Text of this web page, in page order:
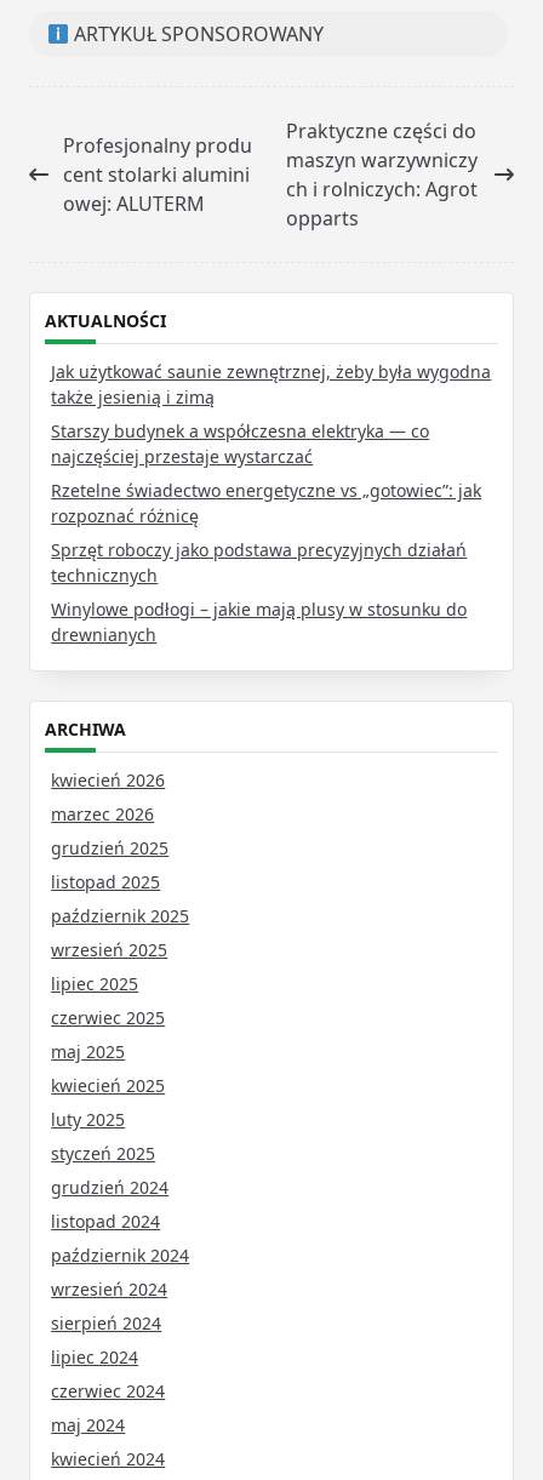
ARTYKUŁ SPONSOROWANY
class="nav-
subtitle
screen-
Profesjonalny produ
cent stolarki alumini
owej: ALUTERM
Praktyczne części do
maszyn warzywniczy
ch i rolniczych: Agrot
opparts
AKTUALNOŚCI
Jak użytkować saunie zewnętrznej, żeby była wygodna
także jesienią i zimą
Starszy budynek a współczesna elektryka — co
najczęściej przestaje wystarczać
Rzetelne świadectwo energetyczne vs „gotowiec”: jak
rozpoznać różnicę
Sprzęt roboczy jako podstawa precyzyjnych działań
technicznych
Winylowe podłogi – jakie mają plusy w stosunku do
drewnianych
ARCHIWA
kwiecień 2026
marzec 2026
grudzień 2025
listopad 2025
październik 2025
wrzesień 2025
lipiec 2025
czerwiec 2025
maj 2025
kwiecień 2025
luty 2025
styczeń 2025
grudzień 2024
listopad 2024
październik 2024
wrzesień 2024
sierpień 2024
lipiec 2024
czerwiec 2024
maj 2024
kwiecień 2024